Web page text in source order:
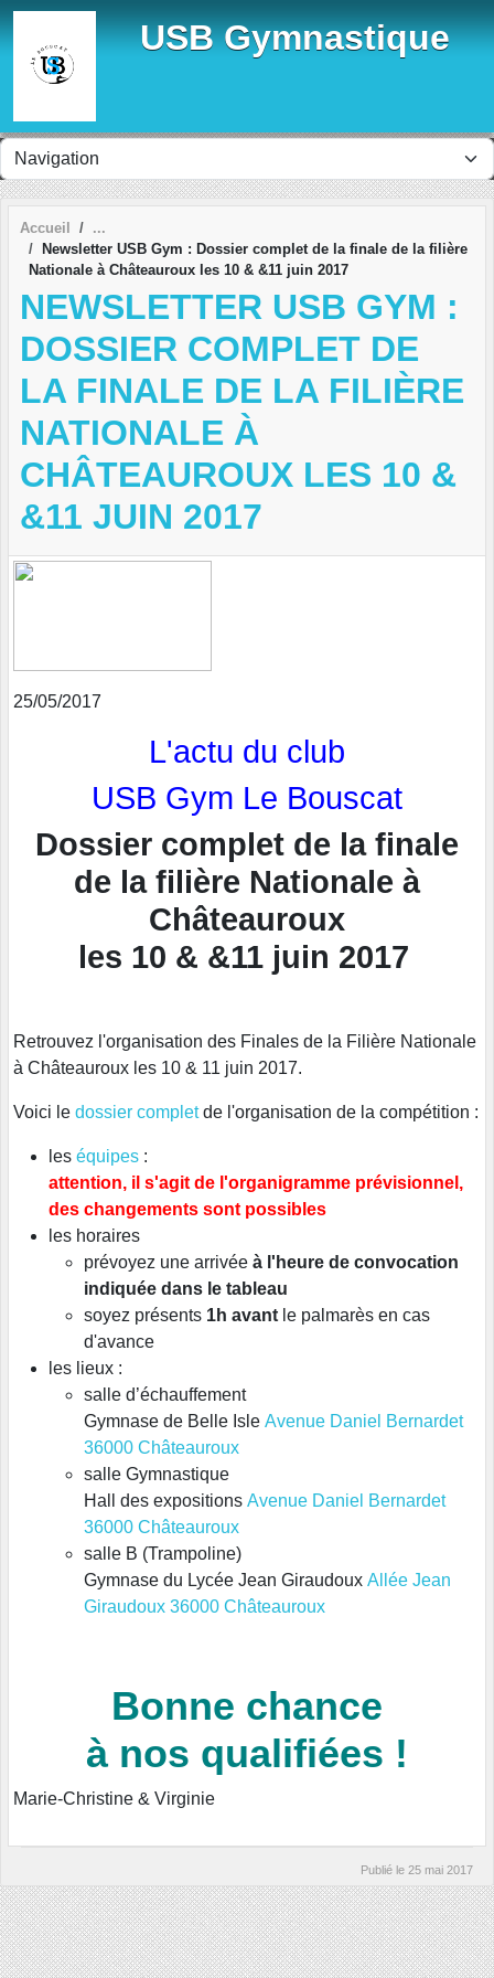
USB Gymnastique
Accueil
Newsletter USB Gym : Dossier complet de la finale de la filière
Nationale à Châteauroux les 10 & &11 juin 2017
NEWSLETTER USB GYM :
DOSSIER COMPLET DE
LA FINALE DE LA FILIÈRE
NATIONALE À
CHÂTEAUROUX LES 10 &
&11 JUIN 2017
25/05/2017
L'actu du club
USB Gym Le Bouscat
Dossier complet de la finale
de la filière Nationale à
Châteauroux
les 10 & &11 juin 2017
Retrouvez l'organisation des Finales de la Filière Nationale
à Châteauroux les 10 & 11 juin 2017.
Voici le dossier completde l'organisation de la compétition :
les équipes :
attention, il s'agit de l'organigramme prévisionnel,
des changements sont possibles
les horaires
prévoyez une arrivée à l'heure de convocation
indiquée dans le tableau
soyez présents 1h avant le palmarès en cas
d'avance
les lieux :
salle d’échauffement
Gymnase de Belle Isle Avenue Daniel Bernardet
36000 Châteauroux
salle Gymnastique
Hall des expositions Avenue Daniel Bernardet
36000 Châteauroux
salle B (Trampoline)
Gymnase du Lycée Jean Giraudoux Allée Jean
Giraudoux 36000 Châteauroux
Bonne chance
à nos qualifiées !
Marie-Christine & Virginie
Publié le 25 mai 2017
Panneau de gestion des cookies